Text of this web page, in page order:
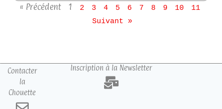
« Précédent 1 2 3 4 5 6 7 8 9 10
11
Suivant »
Contacter
la
Chouette
Inscription à la Newsletter